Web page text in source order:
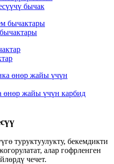
бычак
өнөр жайы үчүн карбид
туруктуулукту, бекемдикти
алар гофрленген
чечет.